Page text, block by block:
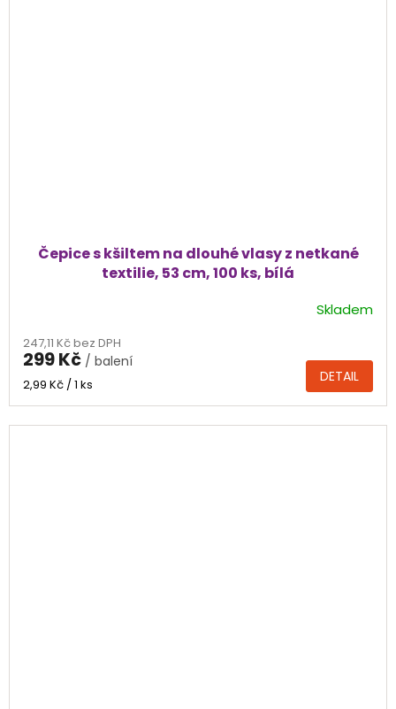
Čepice s kšiltem na dlouhé vlasy z netkané
textilie, 53 cm, 100 ks, bílá
Skladem
247,11 Kč bez DPH
299 Kč / balení
Měrná
2,99 Kč / 1 ks DETAIL